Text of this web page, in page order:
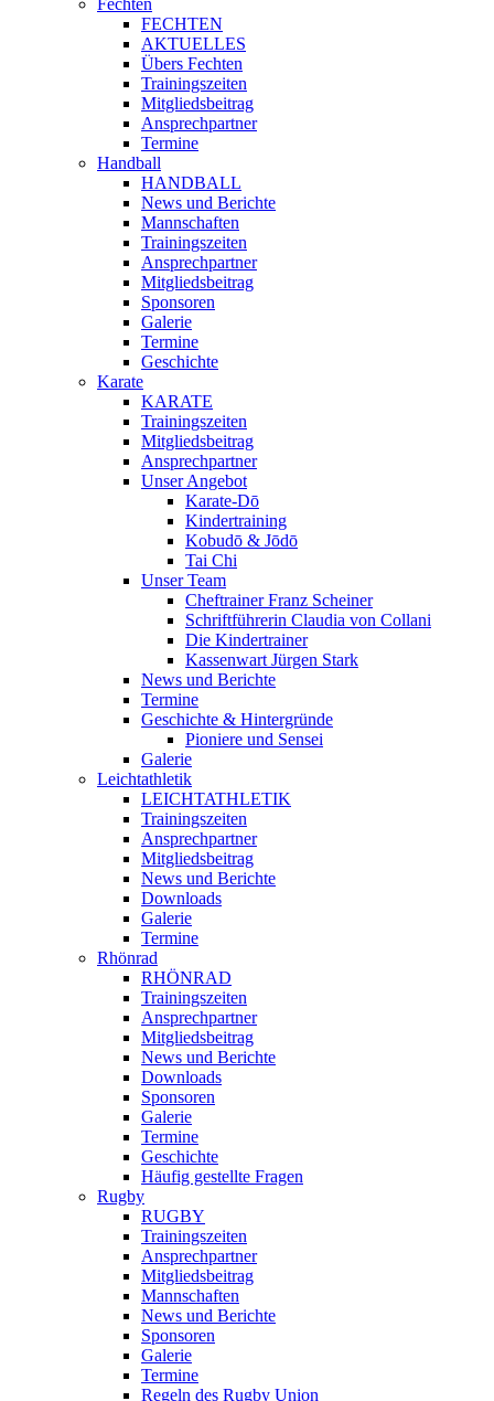
Fechten
FECHTEN
AKTUELLES
Übers Fechten
Trainingszeiten
Mitgliedsbeitrag
Ansprechpartner
Termine
Handball
HANDBALL
News und Berichte
Mannschaften
Trainingszeiten
Ansprechpartner
Mitgliedsbeitrag
Sponsoren
Galerie
Termine
Geschichte
Karate
KARATE
Trainingszeiten
Mitgliedsbeitrag
Ansprechpartner
Unser Angebot
Karate-Dō
Kindertraining
Kobudō & Jōdō
Tai Chi
Unser Team
Cheftrainer Franz Scheiner
Schriftführerin Claudia von Collani
Die Kindertrainer
Kassenwart Jürgen Stark
News und Berichte
Termine
Geschichte & Hintergründe
Pioniere und Sensei
Galerie
Leichtathletik
LEICHTATHLETIK
Trainingszeiten
Ansprechpartner
Mitgliedsbeitrag
News und Berichte
Downloads
Galerie
Termine
Rhönrad
RHÖNRAD
Trainingszeiten
Ansprechpartner
Mitgliedsbeitrag
News und Berichte
Downloads
Sponsoren
Galerie
Termine
Geschichte
Häufig gestellte Fragen
Rugby
RUGBY
Trainingszeiten
Ansprechpartner
Mitgliedsbeitrag
Mannschaften
News und Berichte
Sponsoren
Galerie
Termine
Regeln des Rugby Union